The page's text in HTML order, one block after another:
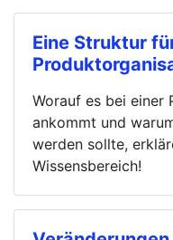
Eine Struktur
Worauf es bei einer
ankommt und
werden sollte,
Wissensbereich!